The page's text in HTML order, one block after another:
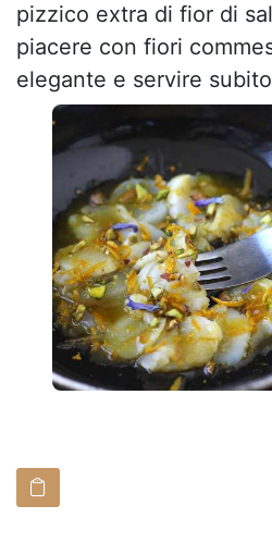
pizzico extra di fior di
piacere con fiori
elegante e servire